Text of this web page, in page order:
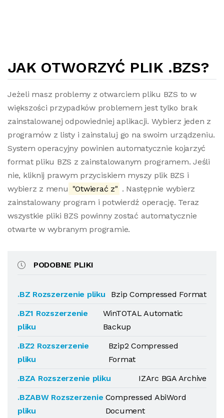
JAK OTWORZYĆ PLIK .BZS?
Jeżeli masz problemy z otwarciem pliku BZS to w
większości przypadków problemem jest tylko brak
zainstalowanej odpowiedniej aplikacji. Wybierz jeden z
programów z listy i zainstaluj go na swoim urządzeniu.
System operacyjny powinien automatycznie kojarzyć
format pliku BZS z zainstalowanym programem. Jeśli
nie, kliknij prawym przyciskiem myszy plik BZS i
wybierz z menu "Otwierać z" . Następnie wybierz
zainstalowany program i potwierdź operację. Teraz
wszystkie pliki BZS powinny zostać automatycznie
otwarte w wybranym programie.
PODOBNE PLIKI
.BZ Rozszerzenie pliku
Bzip Compressed Format
.BZ1 Rozszerzenie
pliku
WinTOTAL Automatic
Backup
.BZ2 Rozszerzenie
pliku
Bzip2 Compressed
Format
.BZA Rozszerzenie pliku
IZArc BGA Archive
.BZABW Rozszerzenie
pliku
Compressed AbiWord
Document